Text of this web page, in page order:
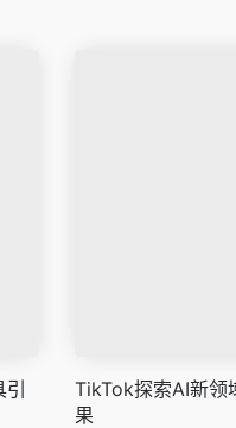
引
TikTok探索AI新领
果